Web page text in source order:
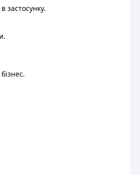
застосунку.